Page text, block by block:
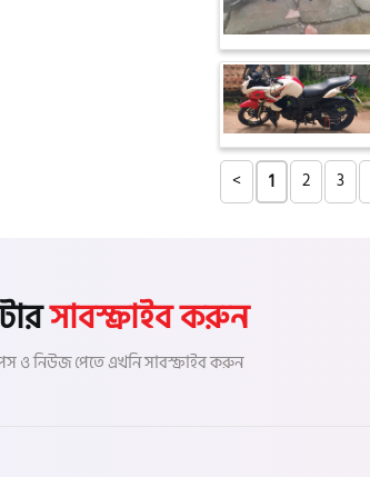
<
1 2 3
সাবস্ক্রাইব করুন
ও নিউজ পেতে এখনি সাবস্ক্রাইব করুন